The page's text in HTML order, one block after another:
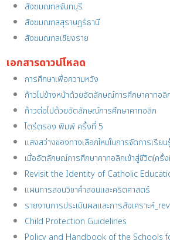
สังฆมณฑลจันทบุรี
สังฆมณฑลสุราษฎร์ธานี
สังฆมณฑลเชียงราย
เอกสารดาวน์โหลด
การศึกษาเพื่อความหวัง
ก้าวไปข้างหน้าด้วยอัตลักษณ์การศึกษาคาทอลิ
ก้าวต่อไปด้วยอัตลักษณ์การศึกษาคาทอลิก
ไตร่ตรอง พิมพ์ ครั้งที่ 5
แสงสว่างของทางเลือกใหม่ในการจัดการเรียน
เมื่ออัตลักษณ์การศึกษาคาทอลิกเข้าสู่ชีวิต(ครั้
Revisit the Identity of Catholic
แผนการสอนวิชาคำสอนและคริตศาสตร์
รายงานการประเมินผลและการสังเคราะห์
Child Protection Guidelines
Policy and Handbook of the Schools